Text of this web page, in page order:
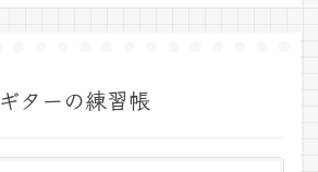
ギターの練習帳